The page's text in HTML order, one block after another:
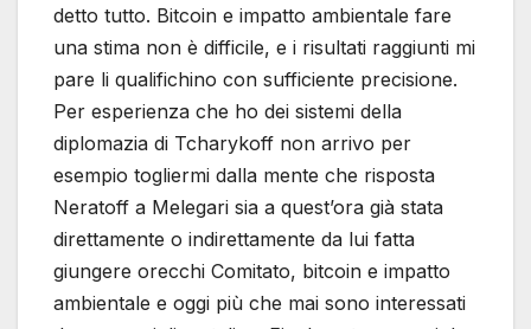
detto tutto. Bitcoin e impatto ambientale fare
una stima non è difficile, e i risultati raggiunti mi
pare li qualifichino con sufficiente precisione.
Per esperienza che ho dei sistemi della
diplomazia di Tcharykoff non arrivo per
esempio togliermi dalla mente che risposta
Neratoff a Melegari sia a quest’ora già stata
direttamente o indirettamente da lui fatta
giungere orecchi Comitato, bitcoin e impatto
ambientale e oggi più che mai sono interessati